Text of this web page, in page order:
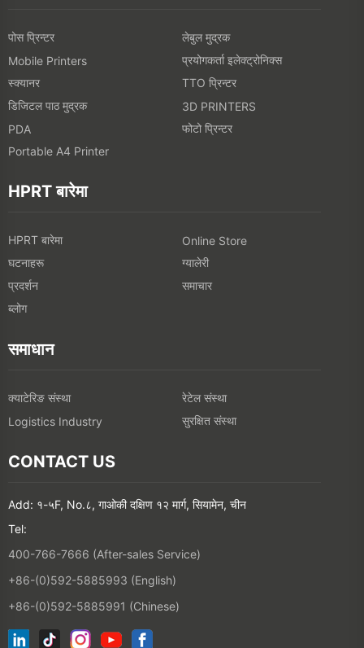
पोस प्रिन्टर
लेबुल मुद्रक
Mobile Printers
प्रयोगकर्ता इलेक्ट्रोनिक्स
स्क्यानर
TTO प्रिन्टर
डिजिटल पाठ मुद्रक
3D PRINTERS
PDA
फोटो प्रिन्टर
Portable A4 Printer
HPRT बारेमा
HPRT बारेमा
Online Store
घटनाहरू
ग्यालेरी
प्रदर्शन
समाचार
ब्लोग
समाधान
क्याटेरिङ संस्था
रेटेल संस्था
Logistics Industry
सुरक्षित संस्था
CONTACT US
Add: १-५F, No.८, गाओकी दक्षिण १२ मार्ग, सियामेन, चीन
Tel:
400-766-7666 (After-sales Service)
+86-(0)592-5885993 (English)
+86-(0)592-5885991 (Chinese)